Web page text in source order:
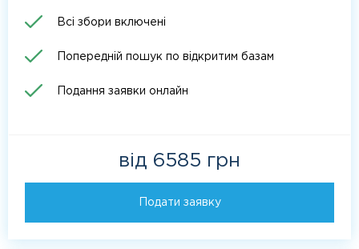
Всі збори включені
Попередній пошук по відкритим базам
Подання заявки онлайн
від 6585 грн
Подати заявку